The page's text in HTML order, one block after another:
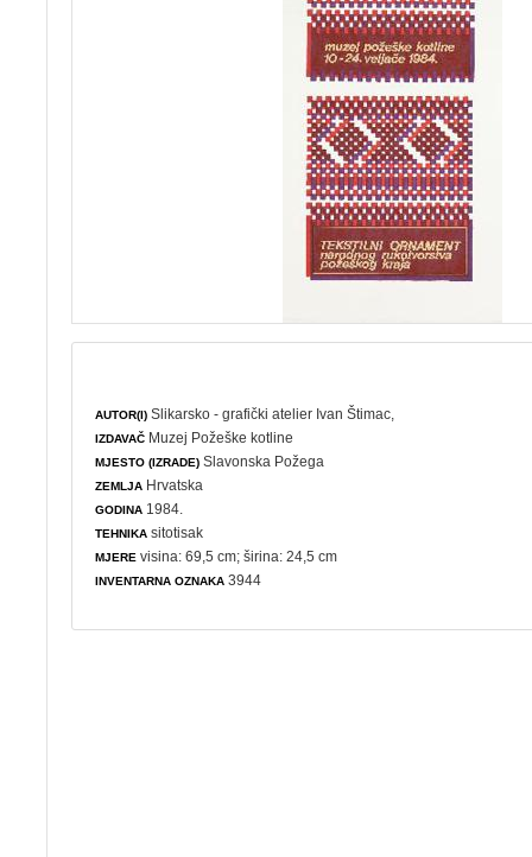
AUTOR(I) Slikarsko - grafički atelier Ivan Štimac,
IZDAVAČ Muzej Požeške kotline
MJESTO (IZRADE) Slavonska Požega
ZEMLJA Hrvatska
GODINA 1984.
TEHNIKA sitotisak
MJERE visina: 69,5 cm; širina: 24,5 cm
INVENTARNA OZNAKA 3944